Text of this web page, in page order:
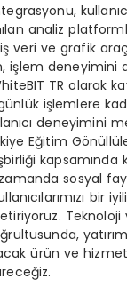
analiz
veri ve grafik
işlem deneyimini
TR olarak
işlemlere
deneyimini
Eğitim
kapsamında
sosyal
bir
Teknoloji
ürün ve